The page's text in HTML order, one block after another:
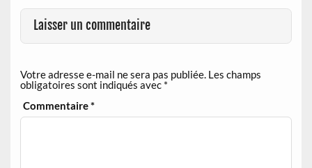
Laisser un commentaire
Votre adresse e-mail ne sera pas publiée. Les champs
obligatoires sont indiqués avec *
Commentaire*